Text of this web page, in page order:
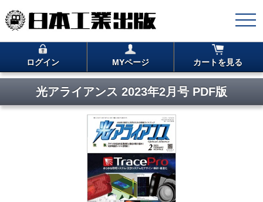
ログイン MYページ カートを見る
光アライアンス 2023年2月号 PDF版